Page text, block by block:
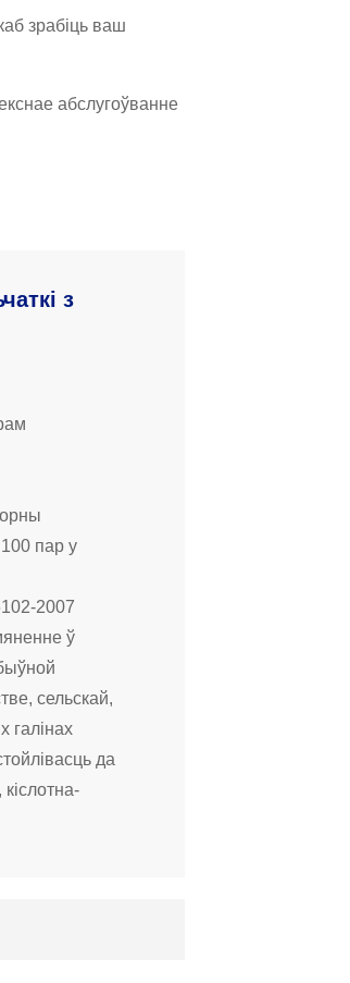
зрабіць ваш
абслугоўванне
з
пар у
2007
ў
сельскай,
галінах
да